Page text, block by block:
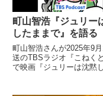
町山智浩『ジュリー
したままで』を語る
町山智浩さんが2025年9
送のTBSラジオ『こねく
で映画『ジュリーは沈黙し